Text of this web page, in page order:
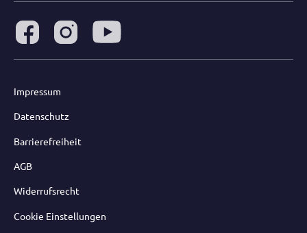
Impressum
Datenschutz
Barrierefreiheit
AGB
Widerrufsrecht
Cookie Einstellungen